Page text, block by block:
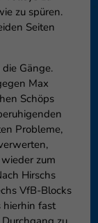
zu spüren.
Seiten
Gänge.
Max
Schöps
Probleme,
zum
Hirschs
VfB-Blocks
hierhin fast
Impressum